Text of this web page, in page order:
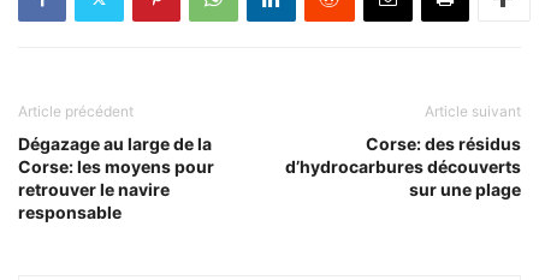
Article précédent
Dégazage au large de la
Corse: les moyens pour
retrouver le navire
responsable
Article suivant
Corse: des résidus
d’hydrocarbures découverts
sur une plage